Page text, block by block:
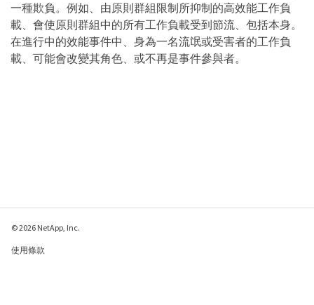
一種欺負。例如、由原則群組限制所抑制的高效能工作負
載、會使原則群組中的所有工作負載受到節流、包括本身。
在進行中的效能事件中、身為一名流氓或受害者的工作負
載、可能會改變其角色、或不再是事件參與者。
© 2026 NetApp, Inc.
使用條款